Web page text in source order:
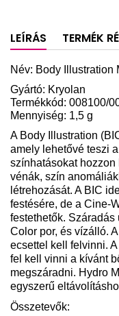
LEÍRÁS TERMÉK
Név: Body Illustration
Gyártó: Kryolan
Termékkód: 008100/
Mennyiség: 1,5 g
A Body Illustration
amely lehetővé teszi
színhatásokat hozzon
vénák, szín
létrehozását. A BIC
festésére, de a Cine-
festethetők.
Color por, és vízálló.
ecsettel kell felvinni.
fel kell vinni a kívánt
megszáradni. Hydro
egyszerű
Összetevők: